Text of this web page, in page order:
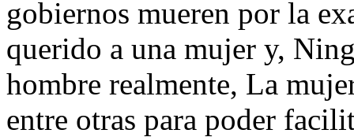
gobiernos mueren por la
querido a una mujer y,
hombre realmente, La
entre otras para poder